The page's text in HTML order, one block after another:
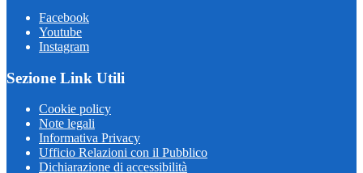
Facebook
Youtube
Instagram
Sezione Link Utili
Cookie policy
Note legali
Informativa Privacy
Ufficio Relazioni con il Pubblico
Dichiarazione di accessibilità